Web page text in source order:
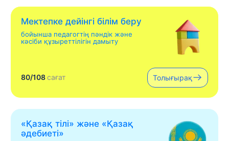
Мектепке дейінгі білім беру
бойынша педагогтің пәндік және
кәсіби құзыреттілігін дамыту
80/108сағат Толығырақ
«Қазақ тілі» жəне «Қазақ
əдебиеті»